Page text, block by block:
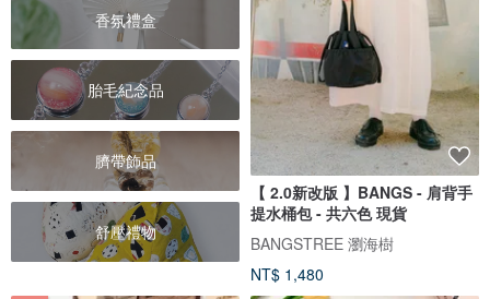
香氛禮盒
胎毛紀念品
臍帶飾品
舒壓禮物
【 2.0新改版 】BANGS - 肩背手
提水桶包 - 共六色 現貨
BANGSTREE 瀏海樹
NT$ 1,480